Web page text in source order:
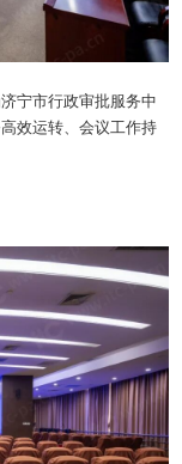
宁市行政审批服务中
效运转、会议工作持